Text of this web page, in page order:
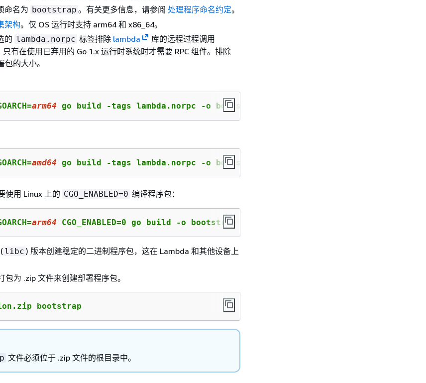
命名为 bootstrap 。有关更多信息，请参阅 处理程序命名约定。
架构。仅 OS 运行时支持 arm64 和 x86_64。
的 lambda.norpc 标签排除 lambda
库的远程过程调用
只有在使用已弃用的 Go 1.x 运行时系统时才需要 RPC 组件。排除
包的大小。
arm64 go build -tags lambda.norpc -o bootstrap main.go
amd64 go build -tags lambda.norpc -o bootstrap main.go
使用 Linux 上的 CGO_ENABLED=0 编译程序包：
arm64 CGO_ENABLED=0 go build -o bootstrap -tags lambda.norpc main.go
libc ) 版本创建稳定的二进制程序包，这在 Lambda 和其他设备上
包为 .zip 文件来创建部署程序包。
bootstrap
文件必须位于 .zip 文件的根目录中。